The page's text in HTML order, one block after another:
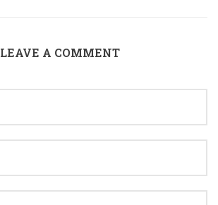
LEAVE A COMMENT